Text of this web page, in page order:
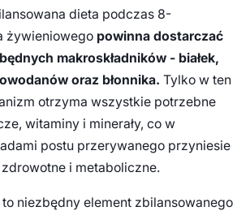
dieta podczas 8-
żywieniowego powinna dostarczać
makroskładników - białek,
oraz błonnika. Tylko w ten
otrzyma wszystkie potrzebne
witaminy i minerały, co w
postu przerywanego przyniesie
i metaboliczne.
to niezbędny element zbilansowanego